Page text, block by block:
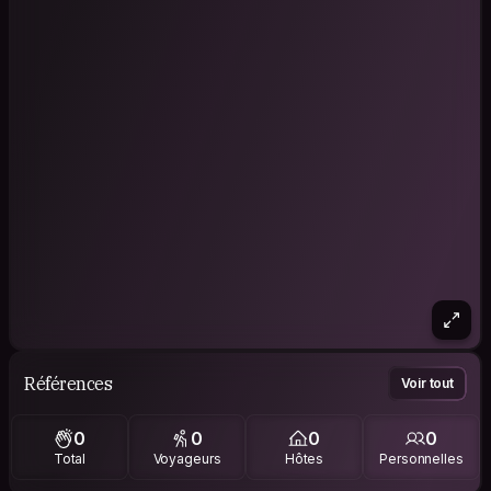
Références Voir tout
0
Total
0
Voyageurs
0
Hôtes
0
Personnelles